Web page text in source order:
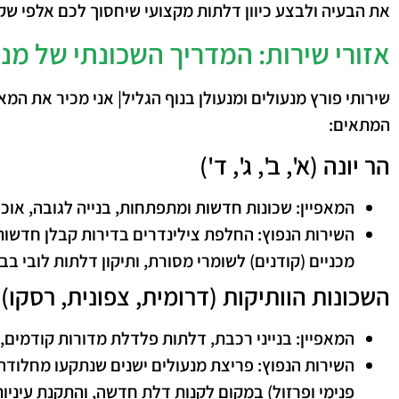
את הבעיה ולבצעכיוון דלתות מקצועי שיחסוך לכם אלפי
​אזורי שירות: המדריך השכונתי של
שירותי פורץ מנעולים ומנעולן בנוף הגליל| ​אני מכיר את
המתאים:
​הר יונה (א', ב', ג', ד')
המאפיין: שכונות חדשות ומתפתחות, בנייה לגובה,
השירות הנפוץ: החלפת צילינדרים בדירות קבלן
מכניים (קודנים) לשומרי מסורת, ותיקון דלתות לובי
​השכונות הוותיקות (דרומית, צפונית, רסקו)
המאפיין: בנייני רכבת, דלתות פלדלת מדורות
השירות הנפוץ: פריצת מנעולים ישנים שנתקעו
פנימי ופרזול) במקום לקנות דלת חדשה, והתקנת